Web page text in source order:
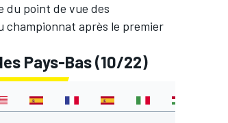
du point de vue des
championnat après le premier
Pays-Bas (10/22)